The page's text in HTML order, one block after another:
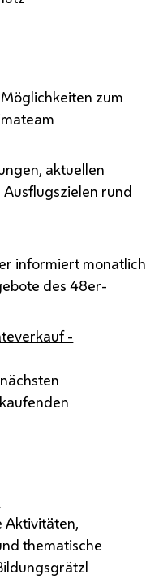
zum
aktuellen
rund
informiert monatlich
des 48er-
-
Aktivitäten,
thematische